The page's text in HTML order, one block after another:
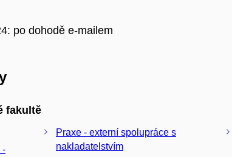
po dohodě e-mailem
fakultě
-
Praxe - externí spolupráce s
nakladatelstvím